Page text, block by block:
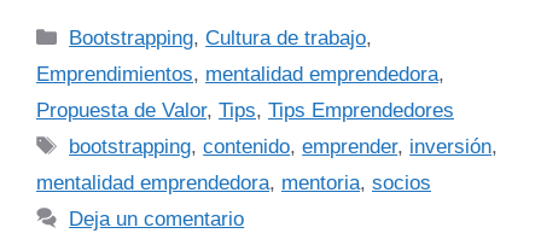
Bootstrapping,Cultura de trabajo,
Emprendimientos, mentalidad emprendedora,
Propuesta de Valor, Tips, Tips Emprendedores
bootstrapping,contenido,emprender, inversión,
mentalidad emprendedora, mentoria, socios
Deja un comentario